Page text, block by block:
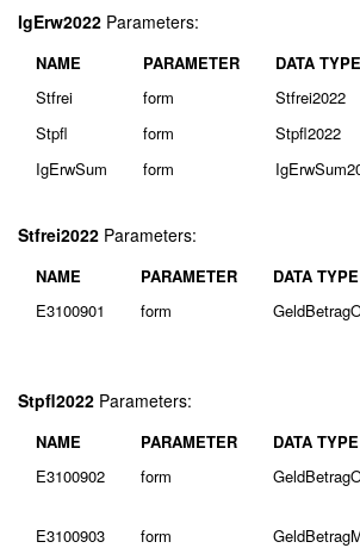
IgErw2022 Parameters:
NAME PARAMETER DATA TYPE
Stfrei
form Stfrei2022
Stpfl form Stpfl2022
IgErwSum form
Stfrei2022 Parameters:
NAME PARAMETER DATA TYPE
E3100901
form
Stpfl2022 Parameters:
NAME PARAMETER DATA TYPE
E3100902
form
E3100903 form